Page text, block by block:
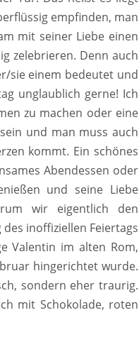
empfinden, man
mit seiner Liebe einen
zelebrieren. Denn auch
sie einem bedeutet und
unglaublich gerne! Ich
zu machen oder eine
und man muss auch
kommt. Ein schönes
Abendessen oder
und seine Liebe
wir eigentlich den
inoffiziellen Feiertags
Valentin im alten Rom,
hingerichtet wurde.
sondern eher traurig.
mit Schokolade, roten